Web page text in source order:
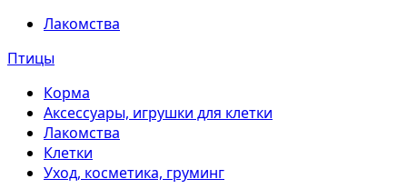
Лакомства
Птицы
Корма
Аксессуары, игрушки для клетки
Лакомства
Клетки
Уход, косметика, груминг